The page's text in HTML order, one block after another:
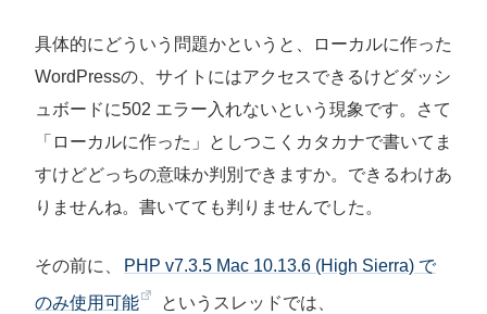
具体的にどういう問題かというと、ローカルに作った
WordPressの、サイトにはアクセスできるけどダッシ
ュボードに502 エラー入れないという現象です。さて
「ローカルに作った」としつこくカタカナで書いてま
すけどどっちの意味か判別できますか。できるわけあ
りませんね。書いてても判りませんでした。
その前に、 PHP v7.3.5 Mac 10.13.6 (High Sierra) で
のみ使用可能
というスレッドでは、